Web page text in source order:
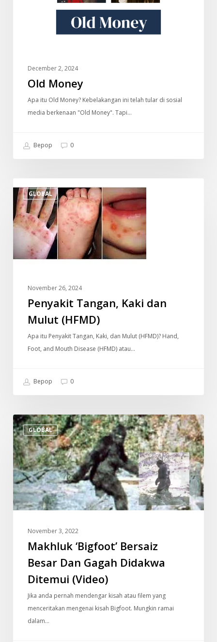
December 2, 2024
Old Money
Apa itu Old Money? Kebelakangan ini telah tular di sosial
media berkenaan "Old Money". Tapi…
Bepop 0
GLOBAL
Penyakit
Tangan,
Kaki
dan
Mulut
(HFMD)
November 26, 2024
Penyakit Tangan, Kaki dan
Mulut (HFMD)
Apa itu Penyakit Tangan, Kaki, dan Mulut (HFMD)? Hand,
Foot, and Mouth Disease (HFMD) atau…
Bepop 0
GLOBAL
Makhluk
‘Bigfoot’
Bersaiz
Besar
Dan
Gagah
Didakwa
Ditemui
November 3, 2022
Makhluk ‘Bigfoot’ Bersaiz
Besar Dan Gagah Didakwa
Ditemui (Video)
Jika anda pernah mendengar kisah atau filem yang
menceritakan mengenai kisah Bigfoot. Mungkin ramai
dalam…